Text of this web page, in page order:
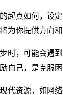
起点如何，设
为你提供方向和
时，可能会遇到
自己，是克服困
代资源，如网